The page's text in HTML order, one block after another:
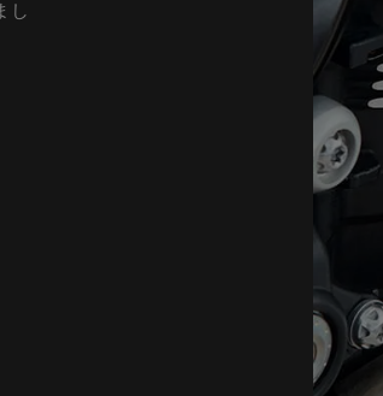
し